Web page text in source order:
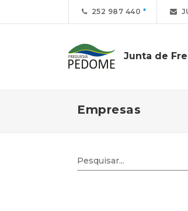
252 987 440
Junta de
Empresas